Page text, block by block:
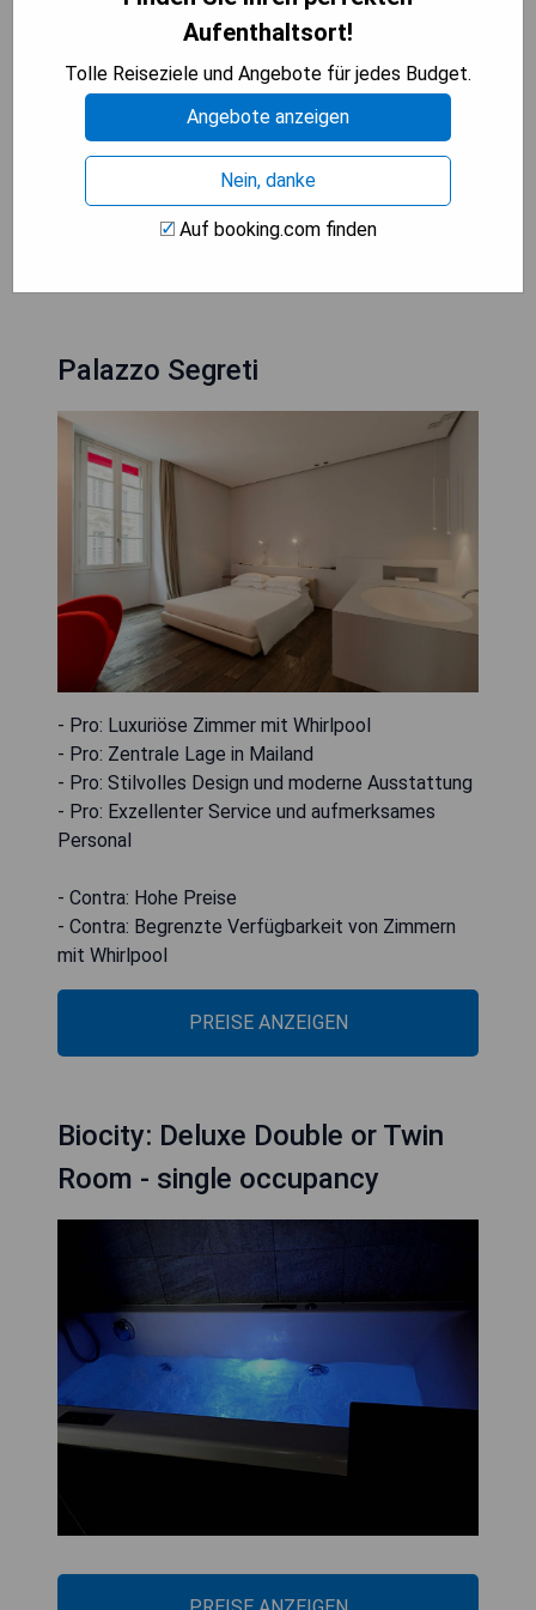
- Pro: Zentrale Lage in der Nähe von
Einkaufsmöglichkeiten und Sehenswürdigkeiten
- Contra: Möglicherweise hohe Preise aufgrund
der erstklassigen Lage
- Contra: Begrenzte Anzahl an Parkplätzen
Palazzo Segreti
- Pro: Luxuriöse Zimmer mit Whirlpool
- Pro: Zentrale Lage in Mailand
- Pro: Stilvolles Design und moderne Ausstattung
- Pro: Exzellenter Service und aufmerksames
Personal
- Contra: Hohe Preise
- Contra: Begrenzte Verfügbarkeit von Zimmern
mit Whirlpool
PREISE ANZEIGEN
Biocity: Deluxe Double or Twin
Room - single occupancy
Aufenthaltsort!
Tolle Reiseziele und Angebote für jedes Budget.
Angebote anzeigen
Nein, danke
Auf booking.com finden